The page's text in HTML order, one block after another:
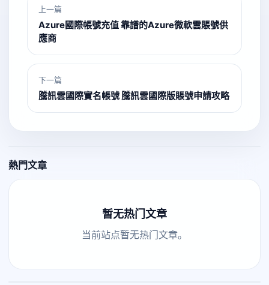
上一篇
Azure國際帳號充值 靠譜的Azure微軟雲賬號供
應商
下一篇
騰訊雲國際實名帳號 騰訊雲國際版賬號申請攻略
熱門文章
暂无热门文章
当前站点暂无热门文章。